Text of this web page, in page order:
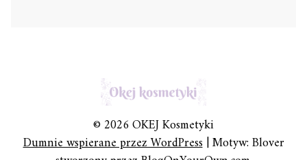
© 2026 OKEJ Kosmetyki
Dumnie wspierane przez WordPress|Motyw: Blover